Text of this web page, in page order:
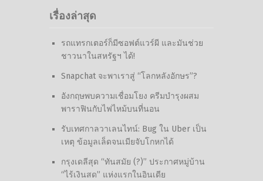
เรื่องล่าสุด
รถแทรกเตอร์ก็มีซอฟต์แวร์ผี และมันช่วย
ชาวนาในสหรัฐฯ ได้!
Snapchat จะพาเราสู่ “โลกหลังอักษร”?
อังกฤษพบความเชื่อมโยง ครีมบำรุงผสม
พาราฟินกับไฟไหม้บนที่นอน
รับเทศกาลวาเลนไทน์: Bug ใน Uber เป็น
เหตุ ข้อมูลเล็ดจนเมียจับโกหกได้
กรุงเดลีสุด “ทันสมัย (?)” ประกาศหมู่บ้าน
“ไร้เงินสด” แห่งแรกในอินเดีย